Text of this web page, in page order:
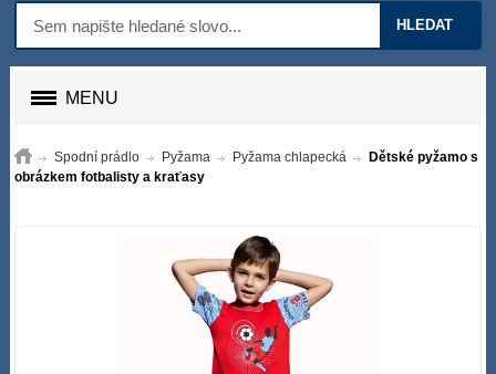
HLEDAT
MENU
Spodní prádlo Pyžama Pyžama chlapecká
Dětské pyžamo s
obrázkem fotbalisty a kraťasy